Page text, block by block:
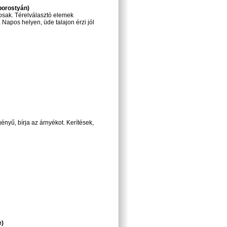
Térelválasztó elemek
helyen, üde talajon érzi jól
bírja az árnyékot. Kerítések,